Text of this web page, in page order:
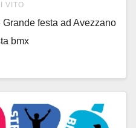
VITO
festa ad Avezzano
bmx